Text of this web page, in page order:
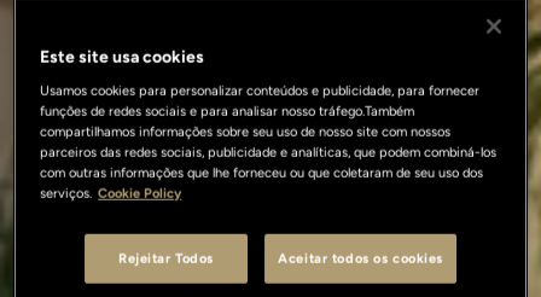
Este site usa cookies
Usamos cookies para personalizar conteúdos e publicidade, para fornecer
funções de redes sociais e para analisar nosso tráfego.Também
compartilhamos informações sobre seu uso de nosso site com nossos
parceiros das redes sociais, publicidade e analíticas, que podem combiná-los
com outras informações que lhe forneceu ou que coletaram de seu uso dos
serviços. Cookie Policy
Rejeitar Todos Aceitar todos os cookies